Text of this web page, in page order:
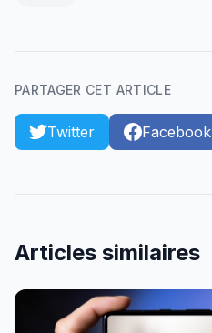
PARTAGER CET ARTICLE
Twitter Facebook
Articles similaires